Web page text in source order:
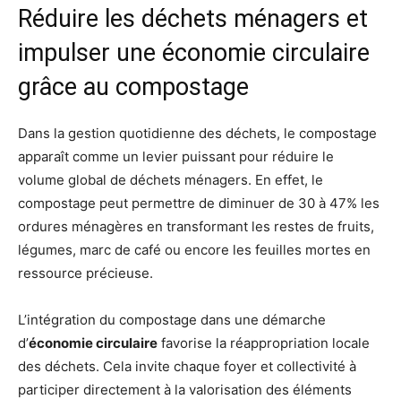
Réduire les déchets ménagers et
impulser une économie circulaire
grâce au compostage
Dans la gestion quotidienne des déchets, le compostage
apparaît comme un levier puissant pour réduire le
volume global de déchets ménagers. En effet, le
compostage peut permettre de diminuer de 30 à 47% les
ordures ménagères en transformant les restes de fruits,
légumes, marc de café ou encore les feuilles mortes en
ressource précieuse.
L’intégration du compostage dans une démarche
d’économie circulaire favorise la réappropriation locale
des déchets. Cela invite chaque foyer et collectivité à
participer directement à la valorisation des éléments